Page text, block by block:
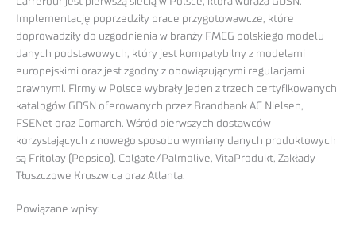
Implementację poprzedziły prace przygotowawcze, które
doprowadziły do uzgodnienia w branży FMCG polskiego modelu
danych podstawowych, który jest kompatybilny z modelami
europejskimi oraz jest zgodny z obowiązującymi regulacjami
prawnymi. Firmy w Polsce wybrały jeden z trzech certyfikowanych
katalogów GDSN oferowanych przez Brandbank AC Nielsen,
FSENet oraz Comarch. Wśród pierwszych dostawców
korzystających z nowego sposobu wymiany danych produktowych
są Fritolay (Pepsico), Colgate/Palmolive, VitaProdukt, Zakłady
Tłuszczowe Kruszwica oraz Atlanta.
Powiązane wpisy: